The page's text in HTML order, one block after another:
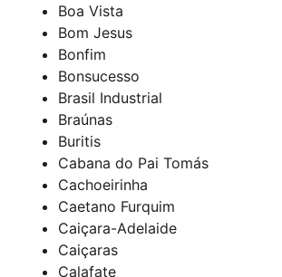
Boa Vista
Bom Jesus
Bonfim
Bonsucesso
Brasil Industrial
Braúnas
Buritis
Cabana do Pai Tomás
Cachoeirinha
Caetano Furquim
Caiçara-Adelaide
Caiçaras
Calafate